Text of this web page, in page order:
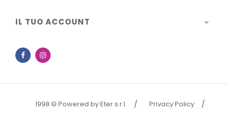
IL TUO ACCOUNT 
Facebook
1998 © Powered by Eter s.r.l.
Privacy Policy